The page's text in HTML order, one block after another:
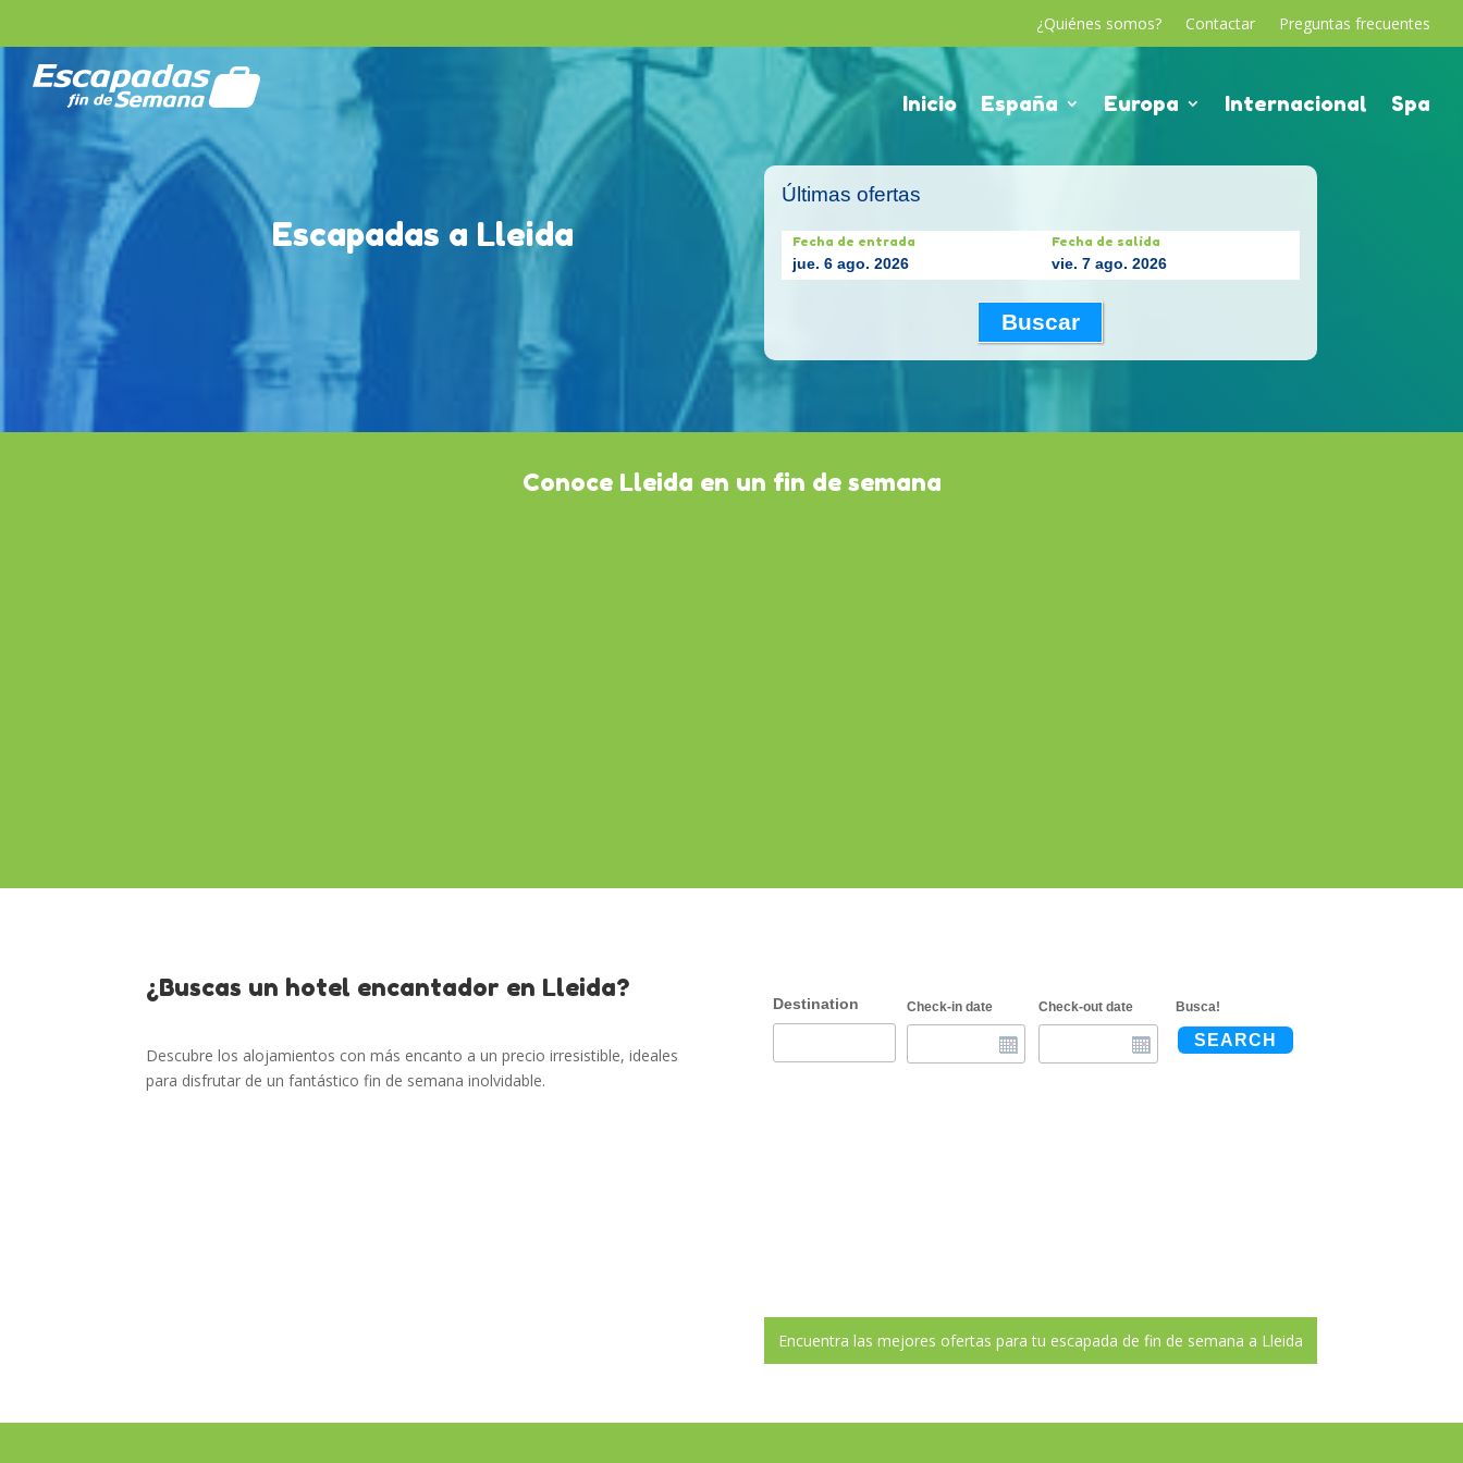
¿Quiénes somos? Contactar Preguntas frecuentes
Inicio España Europa Internacional Spa
Escapadas a Lleida
Últimas ofertas
Fecha de entrada
jue. 6 ago. 2026
Fecha de salida
vie. 7 ago. 2026
Conoce Lleida en un fin de semana
¿Buscas un hotel encantador en Lleida?
Descubre los alojamientos con más encanto a un precio irresistible, ideales
para disfrutar de un fantástico fin de semana inolvidable.
Destination Check-in date Check-out date Busca!
SEARCH
Encuentra las mejores ofertas para tu escapada de fin de semana a Lleida